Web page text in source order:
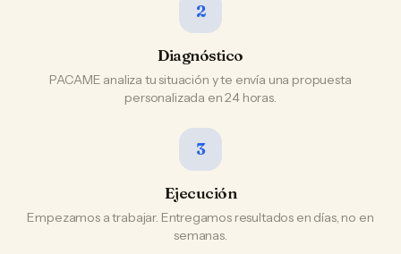
2
Diagnóstico
PACAME analiza tu situación y te envía una propuesta
personalizada en 24 horas.
3
Ejecución
Empezamos a trabajar. Entregamos resultados en días, no en
semanas.